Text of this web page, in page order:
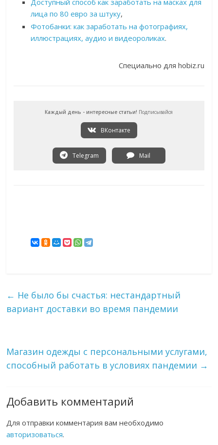
лица по 80 евро за штуку,
Фотобанки: как заработать на фотографиях,
иллюстрациях, аудио и видеороликах.
Специально для hobiz.ru
Каждый день - интересные статьи! Подписывайся
ВКонтакте
Telegram Mail
← Не было бы счастья: нестандартный
вариант доставки во время пандемии
Магазин одежды с персональными услугами,
способный работать в условиях пандемии →
Добавить комментарий
Для отправки комментария вам необходимо
авторизоваться.